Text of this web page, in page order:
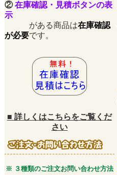
②在庫確認・見積ボタンの表
示
がある商品は在庫確認
が必要です。
■ 詳しくはこちらをご覧くだ
さい
※ ３種類のご注文お問い合わせ方法